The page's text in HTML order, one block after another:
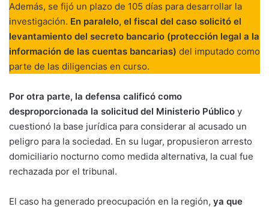
Además, se fijó un plazo de 105 días para desarrollar la
investigación. En paralelo, el fiscal del caso solicitó el
levantamiento del secreto bancario (protección legal a la
información de las cuentas bancarias) del imputado como
parte de las diligencias en curso.
Por otra parte, la defensa calificó como
desproporcionada la solicitud del Ministerio Público y
cuestionó la base jurídica para considerar al acusado un
peligro para la sociedad. En su lugar, propusieron arresto
domiciliario nocturno como medida alternativa, la cual fue
rechazada por el tribunal.
El caso ha generado preocupación en la región, ya que